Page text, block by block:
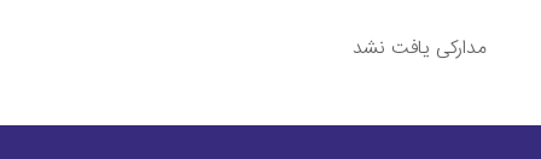
مدارکی یافت نشد